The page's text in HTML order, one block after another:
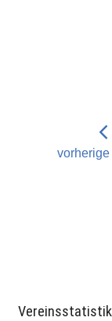
Vereinsstatistik